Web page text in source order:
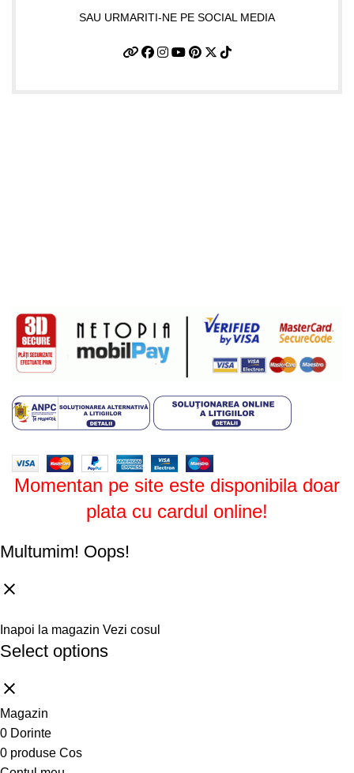
SAU URMARITI-NE PE SOCIAL MEDIA
Momentan pe site este disponibila doar
plata cu cardul online!
Multumim! Oops!
Inapoi la magazin Vezi cosul
Select options
Magazin
0 Dorinte
0 produse Cos